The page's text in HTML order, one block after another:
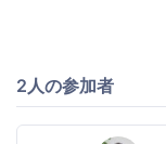
2人の参加者